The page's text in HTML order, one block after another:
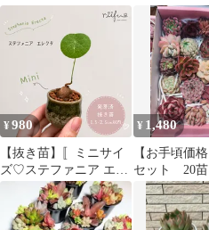
¥980
【抜き苗】〚ミニサイ
ズ♡ステファニア エレ
クタ〛Stephania Erecta /
ステファニアピエレイ
直径 1.5~2.5cm以内 塊
¥ 1,480
【お手頃価
セット 20
苗セット 【
便発送】
韓国苗 エ